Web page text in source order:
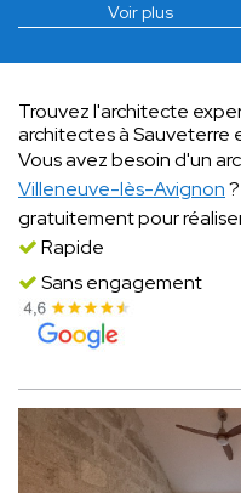
Voir plus
Trouvez l'architecte
architectes à Sauveterre
Vous avez besoin d'un
Villeneuve-lès-Avignon
gratuitement pour
Rapide
Sans engagement